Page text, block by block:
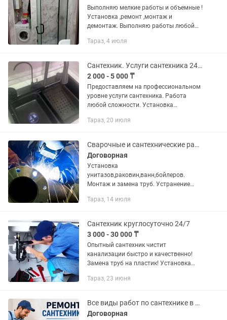
Выполняю мелкие работы и объемные !
Установка ,ремонт ,монтаж и
демонтаж. Выполняю работы любой
и в разных заведений и т д ....
Тараз, 4 июля
Сантехник. Услуги сантехника 24/7
2 000 - 5 000 ₸
Предоставляем на профессиональном
уровне услуги сантехника. Работа
любой сложности. Установка
машин, установка посудомоечных
Тараз, 20 июля
Сварочные и сантехнические работы
Договорная
Установка
унитазов,раковин,ванн,бойлеров.
Монтаж и замена труб. Устранение
под ключ. Подключение стиралок и
,ворота,калитки, лестницы...
Тараз, 14 июля
Сантехник круглосуточно 24/7
3 000 - 30 000 ₸
Опытный сантехник чистит
канализации быстро и качественно!
Замена труб на пластик! Установка
Копательные работы! Чистка септика
Работаем.Услуги...
Тараз, 23 июня
Все виды работ по сантехнике в Таразе
Договорная